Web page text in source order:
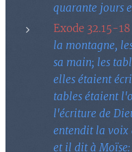
quarante jours
Exode 32.15-18
la montagne,
sa main; les
elles étaient
tables étaient
l'écriture de
entendit la voix
et il dit à